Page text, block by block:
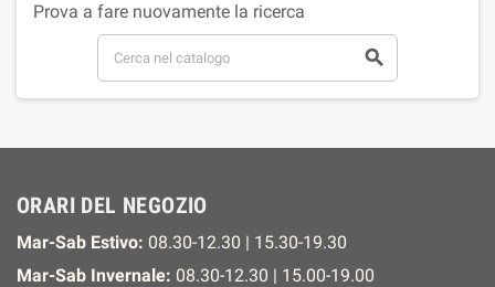
Prova a fare nuovamente la ricerca

ORARI DEL NEGOZIO
Mar-Sab Estivo: 08.30-12.30 | 15.30-19.30
Mar-Sab Invernale: 08.30-12.30 | 15.00-19.00